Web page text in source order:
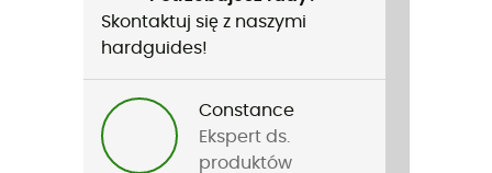
Skontaktuj się z naszymi
hardguides!
Constance
Ekspert ds.
produktów